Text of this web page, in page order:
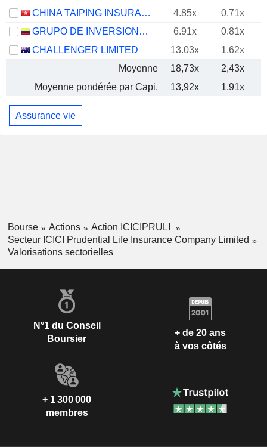
CHINA TAIPING INSURANCE HOLDINGS COMPANY LIMITED
4.85x
0.71x
GRUPO DE INVERSIONES SURAMERICANA S.A.
6.91x
0.81x
CHALLENGER LIMITED
13.03x
1.62x
Moyenne
18,73x
2,43x
Moyenne pondérée par Capi.
13,92x 1,91x
Assurance vie
Bourse Actions
Action ICICIPRULI
Secteur ICICI Prudential Life Insurance Company Limited
Valorisations sectorielles
N°1 du Conseil
Boursier
+ de 20 ans
à vos côtés
+ 1 300 000
membres